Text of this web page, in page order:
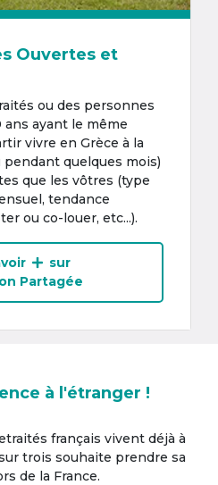
Ouvertes et
ou des personnes
ans ayant le même
vivre en Grèce à la
quelques mois)
que les vôtres (type
tendance
ou co-louer, etc...).
sur
Partagée
à l'étranger !
français vivent déjà à
trois souhaite prendre sa
de la France.